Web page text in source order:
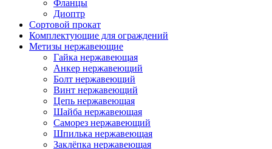
Фланцы
Диоптр
Сортовой прокат
Комплектующие для ограждений
Метизы нержавеющие
Гайка нержавеющая
Анкер нержавеющий
Болт нержавеющий
Винт нержавеющий
Цепь нержавеющая
Шайба нержавеющая
Саморез нержавеющий
Шпилька нержавеющая
Заклёпка нержавеющая